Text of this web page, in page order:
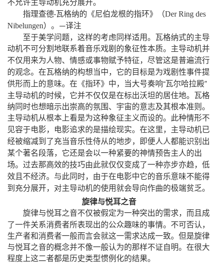
不允许主导动机充分展开。
指理查德·瓦格纳的《尼伯龙根的指环》 （Der Ring des
Nibelungen） 。 —译注
至于美学问题， 这样的考虑同样适用。瓦格纳式的主导
动机不可分割地联系着音乐戏剧的象征性本质。主导动机并
不仅用来为人物、情感或事物赋予特征， 尽管这是普遍流行
的观念。在瓦格纳的构想当中，
它的目标是为戏剧性事件提
供形而上的意味。在《指环》中， 当大号奏响“瓦尔哈拉殿”
主导动机的时候，
它并不仅仅是在标出沃坦的居住地。瓦格
纳同时也想暗示出崇高的氛围、宇宙的意志及其根本准则。
主导动机从根本上看是为这种象征主义而设的。此种情形不
见容于电影， 电影追求的是描绘现实。在这里，
主导动机已
经被缩减到了充当音乐性侍从的地步，
即便人人都能识别出
某个著名段落，
它还是会以一种紧要的神情预告主人的出
场。过去那高效的技巧由此就仅仅变成了一种亦步亦趋， 低
效且不经济。与此同时，
由于在电影中它的音乐意味不能得
到充分展开， 对主导动机的使用就会导向作曲的极端贫乏。
旋律与悦耳之音
旋律与悦耳之音不仅被假定为一种突出的需求，
而且成
了一件关系消费者所表现出的公众趣味的事情。不可否认 ，
生产者和消费者一般而言会就这一需求达成一致。但是旋律
与悦耳之音的概念并不像一般认为的那样不证自明。在很大
程度上这二者都是历史类型惯例化的结果。